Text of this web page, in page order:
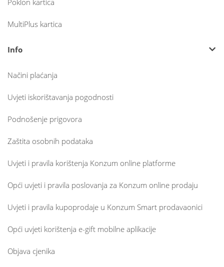
Poklon kartica
MultiPlus kartica
Info
Načini plaćanja
Uvjeti iskorištavanja pogodnosti
Podnošenje prigovora
Zaštita osobnih podataka
Uvjeti i pravila korištenja Konzum online platforme
Opći uvjeti i pravila poslovanja za Konzum online prodaju
Uvjeti i pravila kupoprodaje u Konzum Smart prodavaonici
Opći uvjeti korištenja e-gift mobilne aplikacije
Objava cjenika